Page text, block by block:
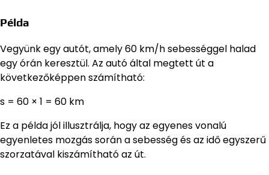
Példa
Vegyünk egy autót, amely 60 km/h sebességgel halad
egy órán keresztül. Az autó által megtett út a
következőképpen számítható:
s = 60 × 1 = 60 km
Ez a példa jól illusztrálja, hogy az egyenes vonalú
egyenletes mozgás során a sebesség és az idő egyszerű
szorzatával kiszámítható az út.